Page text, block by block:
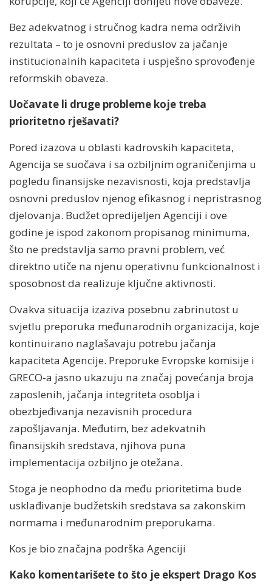
Bez adekvatnog i stručnog kadra nema održivih
rezultata – to je osnovni preduslov za jačanje
institucionalnih kapaciteta i uspješno sprovođenje
reformskih obaveza.
Uočavate li druge probleme koje treba
prioritetno rješavati?
Pored izazova u oblasti kadrovskih kapaciteta,
Agencija se suočava i sa ozbiljnim ograničenjima u
pogledu finansijske nezavisnosti, koja predstavlja
osnovni preduslov njenog efikasnog i nepristrasnog
djelovanja. Budžet opredijeljen Agenciji i ove
godine je ispod zakonom propisanog minimuma,
što ne predstavlja samo pravni problem, već
direktno utiče na njenu operativnu funkcionalnost i
sposobnost da realizuje ključne aktivnosti.
Ovakva situacija izaziva posebnu zabrinutost u
svjetlu preporuka međunarodnih organizacija, koje
kontinuirano naglašavaju potrebu jačanja
kapaciteta Agencije. Preporuke Evropske komisije i
GRECO-a jasno ukazuju na značaj povećanja broja
zaposlenih, jačanja integriteta osoblja i
obezbjeđivanja nezavisnih procedura
zapošljavanja. Međutim, bez adekvatnih
finansijskih sredstava, njihova puna
implementacija ozbiljno je otežana.
Stoga je neophodno da među prioritetima bude
usklađivanje budžetskih sredstava sa zakonskim
normama i međunarodnim preporukama.
Kos je bio značajna podrška Agenciji
Kako komentarišete to što je ekspert Drago Kos